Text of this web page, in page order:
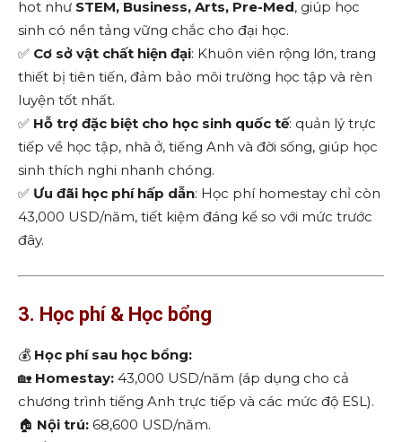
hot như STEM, Business, Arts, Pre-Med, giúp học
sinh có nền tảng vững chắc cho đại học.
✅ Cơ sở vật chất hiện đại: Khuôn viên rộng lớn, trang
thiết bị tiên tiến, đảm bảo môi trường học tập và rèn
luyện tốt nhất.
✅ Hỗ trợ đặc biệt cho học sinh quốc tế: quản lý trực
tiếp về học tập, nhà ở, tiếng Anh và đời sống, giúp học
sinh thích nghi nhanh chóng.
✅ Ưu đãi học phí hấp dẫn: Học phí homestay chỉ còn
43,000 USD/năm, tiết kiệm đáng kể so với mức trước
đây.
3. Học phí & Học bổng
💰 Học phí sau học bổng:
🏡 Homestay: 43,000 USD/năm (áp dụng cho cả
chương trình tiếng Anh trực tiếp và các mức độ ESL).
🏠 Nội trú: 68,600 USD/năm.